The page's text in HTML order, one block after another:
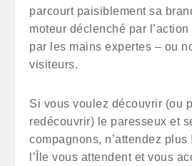
parcourt paisiblement sa
moteur déclenché par
par les mains expertes – ou
visiteurs.
Si vous voulez découvrir (ou
redécouvrir) le paresseux et
compagnons, n’attendez
l’Île vous attendent et vous